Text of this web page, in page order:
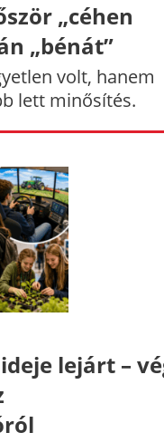
„céhen
„bénát”
volt, hanem
lett minősítés.
lejárt –